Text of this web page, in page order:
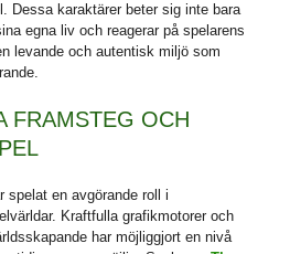
Dessa karaktärer beter sig inte bara
egna liv och reagerar på spelarens
levande och autentisk miljö som
FRAMSTEG OCH
spelat en avgörande roll i
Kraftfulla grafikmotorer och
har möjliggjort en nivå